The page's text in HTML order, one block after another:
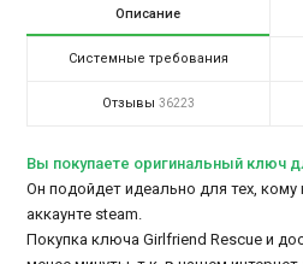
Описание
Системные требования
Отзывы 36223
Вы покупаете оригинальный ключ
Он подойдет идеально для тех,
аккаунте steam.
Покупка ключа Girlfriend Rescue и